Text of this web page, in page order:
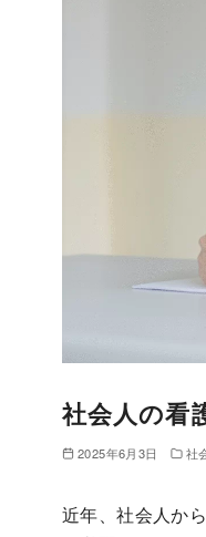
社会人の看
2025年6月3日 社
近年、社会人か